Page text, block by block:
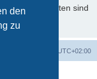
den
zu
Daten sind
UTC+02:00
Limited